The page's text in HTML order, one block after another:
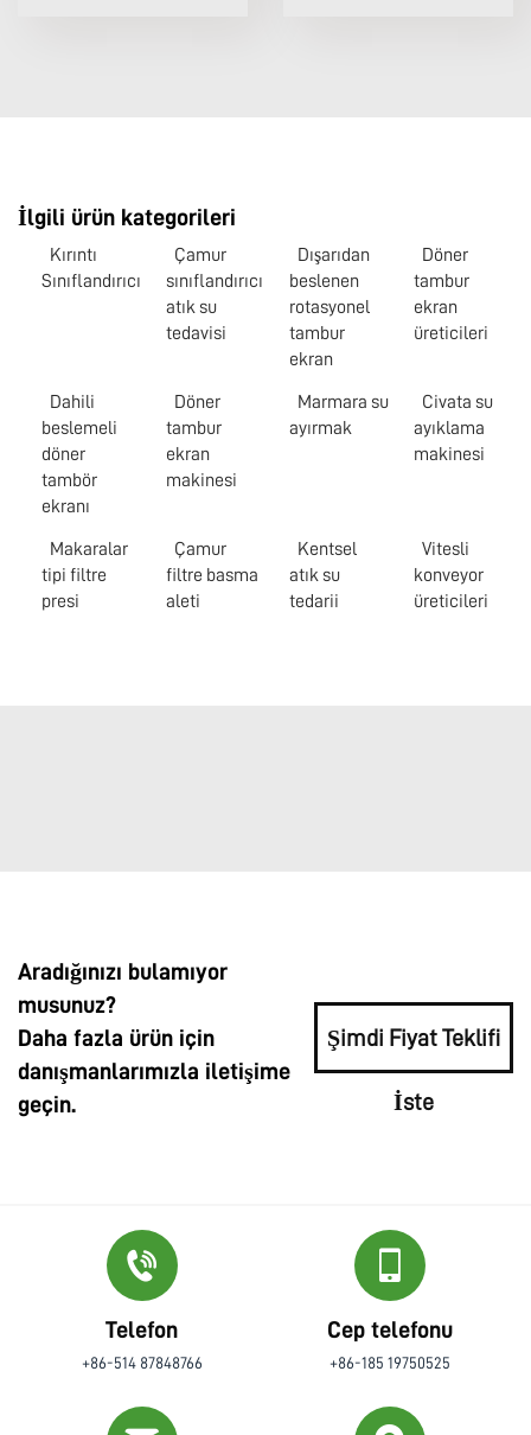
İlgili ürün kategorileri
Kırıntı
Sınıflandırıcı
Çamur
sınıflandırıcı
atık su
tedavisi
Dışarıdan
beslenen
rotasyonel
tambur
ekran
Döner
tambur
ekran
üreticileri
Dahili
beslemeli
döner
tambör
ekranı
Döner
tambur
ekran
makinesi
Marmara su
ayırmak
Civata su
ayıklama
makinesi
Makaralar
tipi filtre
presi
Çamur
filtre basma
aleti
Kentsel
atık su
tedarii
Vitesli
konveyor
üreticileri
Aradığınızı bulamıyor
musunuz?
Daha fazla ürün için
danışmanlarımızla iletişime
geçin.
Şimdi Fiyat Teklifi
İste
Telefon
+86-514 87848766
Cep telefonu
+86-185 19750525